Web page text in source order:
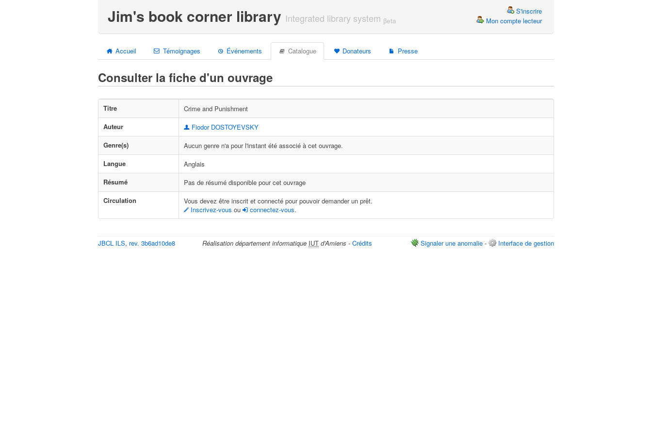
Jim's book corner library Integrated library system βeta
S'inscrire
Mon compte lecteur
Accueil Témoignages Événements Catalogue Donateurs Presse
Consulter la fiche d'un ouvrage
Titre
Crime and Punishment
Auteur
Fiodor DOSTOYEVSKY
Genre(s)
Aucun genre n'a pour l'instant été associé à cet ouvrage.
Langue
Anglais
Résumé
Pas de résumé disponible pour cet ouvrage
Circulation
Vous devez être inscrit et connecté pour pouvoir demander un prêt.
Inscrivez-vous ou connectez-vous.
JBCL ILS, rev. 3b6ad10de8 Réalisation département informatique IUT d'Amiens - Crédits Signaler une anomalie - Interface de gestion